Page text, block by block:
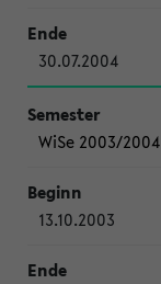
30.07.2004
WiSe 2003/2004
13.10.2003